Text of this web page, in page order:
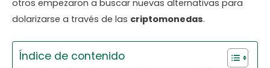
otros empezaron a buscar nuevas alternativas para
dolarizarse a través de las criptomonedas.
Índice de contenido